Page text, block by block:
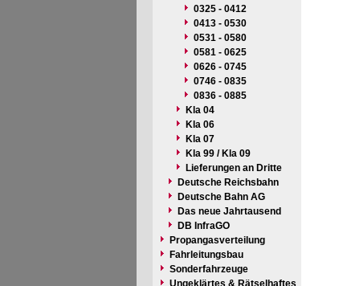
0325 - 0412
0413 - 0530
0531 - 0580
0581 - 0625
0626 - 0745
0746 - 0835
0836 - 0885
Kla 04
Kla 06
Kla 07
Kla 99 / Kla 09
Lieferungen an Dritte
Deutsche Reichsbahn
Deutsche Bahn AG
Das neue Jahrtausend
DB InfraGO
Propangasverteilung
Fahrleitungsbau
Sonderfahrzeuge
Ungeklärtes & Rätselhaftes